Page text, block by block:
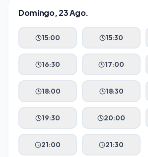
Domingo, 23 Ago.
15:00 15:30
16:30 17:00
18:00 18:30
19:30 20:00
21:00 21:30